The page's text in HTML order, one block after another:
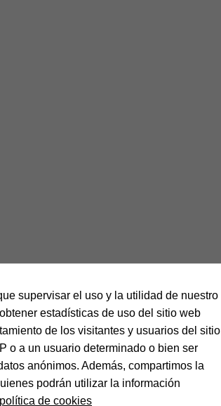
supervisar el uso y la utilidad de nuestro
estadísticas de uso del sitio web
de los visitantes y usuarios del sitio
o a un usuario determinado o bien ser
anónimos. Además, compartimos la
podrán utilizar la información
de cookies